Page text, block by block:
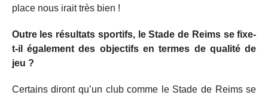
place nous irait très bien !
Outre les résultats sportifs, le Stade de Reims se fixe-
t-il également des objectifs en termes de qualité de
jeu ?
Certains diront qu’un club comme le Stade de Reims se